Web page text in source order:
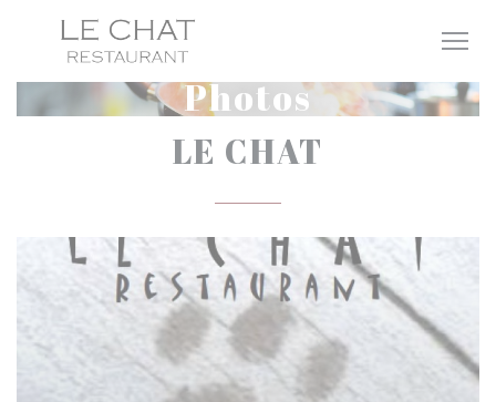
Personnalisation de vos choix en matière de cookies
Photos
LE CHAT